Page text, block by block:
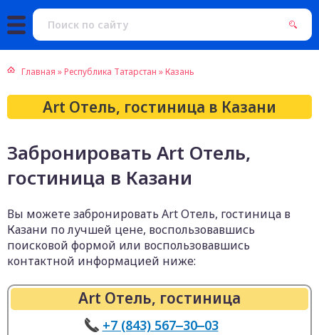
Главная »Республика Татарстан »Казань
Art Отель, гостиница в Казани
Забронировать Art Отель,
гостиница в Казани
Вы можете забронировать Art Отель, гостиница в
Казани по лучшей цене, воспользовавшись
поисковой формой или воспользовавшись
контактной информацией ниже:
Art Отель, гостиница
+7 (843) 567‒30‒03